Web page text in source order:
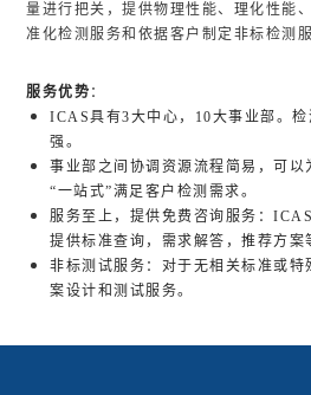
量进行把关，提供物理性能、理化性能
准化检测服务和依据客户制定非标检测服
服务优势 ：
ICAS具有3大中心，10大事业部。
强。
事业部之间协调资源流程简易，可以
“一站式”满足客户检测需求。
服务至上，提供免费咨询服务：
提供标准查询，需求解答，推荐方案
非标测试服务：对于无相关标准或
案设计和测试服务。